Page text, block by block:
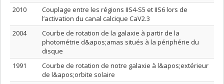
2010
Couplage entre les régions IIS4-S5 et IIS6 lors de
l’activation du canal calcique CaV2.3
2004
Courbe de rotation de la galaxie à partir de la
photométrie d&apos;amas situés à la périphérie du
disque
1991
Courbe de rotation de notre galaxie à l&apos;extérieur
de l&apos;orbite solaire